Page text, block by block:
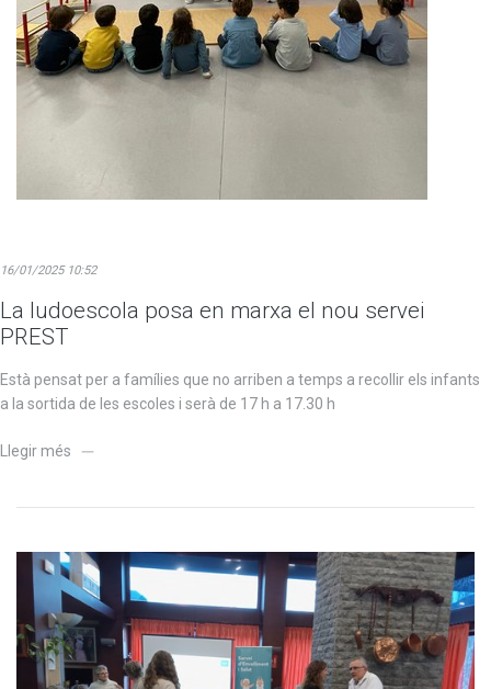
16/01/2025 10:52
La ludoescola posa en marxa el nou servei
PREST
Està pensat per a famílies que no arriben a temps a recollir els infants
a la sortida de les escoles i serà de 17 h a 17.30 h
Llegir més